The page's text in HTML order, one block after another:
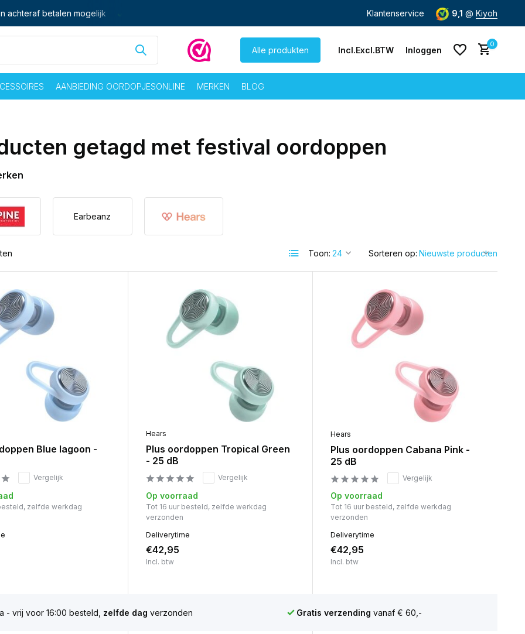
- vrij voor 16:00 besteld,zelfde dag Klantenservice 9,1 @ Kiyoh
Alle produkten Incl.Excl.BTW Inloggen
0
AANBIEDING OORDOPJESONLINE MERKEN BLOG
getagd met festival oordoppen
Earbeanz
Toon: Sorteren op:
Blue lagoon -
Vergelijk
zelfde werkdag
Hears
Plus oordoppen Tropical Green
- 25 dB
Vergelijk
Op voorraad
Tot 16 uur besteld, zelfde werkdag
verzonden
Deliverytime
€42,95
Incl. btw
Hears
Plus oordoppen Cabana Pink -
25 dB
Vergelijk
Op voorraad
Tot 16 uur besteld, zelfde werkdag
verzonden
Deliverytime
€42,95
Incl. btw
zelfde dag verzonden Gratis verzendingvanaf € 60,-